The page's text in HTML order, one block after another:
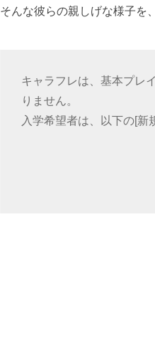
そんな彼らの親しげな様子
キャラフレは、基本プレ
りません。
入学希望者は、以下の[新